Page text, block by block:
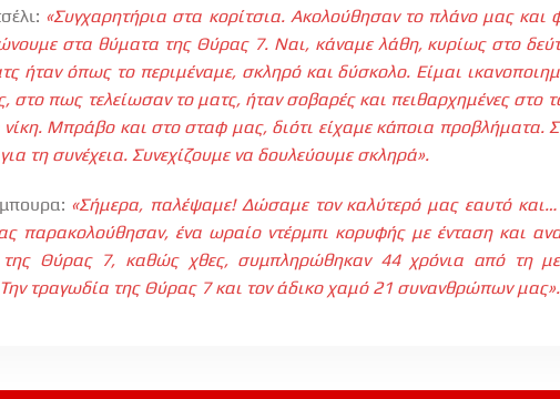
«Συγχαρητήρια στα κορίτσια. Ακολούθησαν το πλάνο μας και
στα θύματα της Θύρας 7. Ναι, κάναμε λάθη, κυρίως στο
ήταν όπως το περιμέναμε, σκληρό και δύσκολο. Είμαι
στο πως τελείωσαν το ματς, ήταν σοβαρές και πειθαρχημένες στο
Μπράβο και στο σταφ μας, διότι είχαμε κάποια προβλήματα.
τη συνέχεια. Συνεχίζουμε να δουλεύουμε σκληρά».
«Σήμερα, παλέψαμε! Δώσαμε τον καλύτερό μας εαυτό
παρακολούθησαν, ένα ωραίο ντέρμπι κορυφής με ένταση και
Θύρας 7, καθώς χθες, συμπληρώθηκαν 44 χρόνια από τη
τραγωδία της Θύρας 7 και τον άδικο χαμό 21 συνανθρώπων μας».